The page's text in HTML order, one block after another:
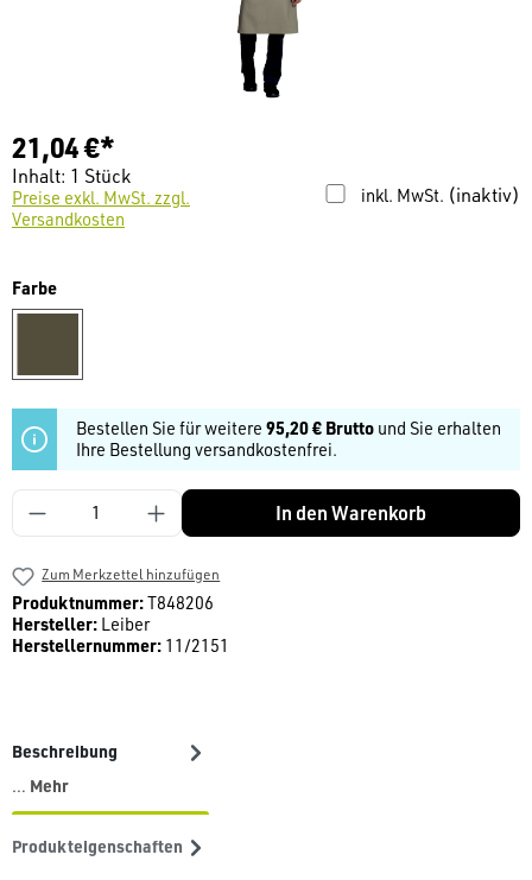
21,04 €*
Inhalt: 1 Stück
inkl. MwSt. (inaktiv)
Preise exkl. MwSt. zzgl.
Versandkosten
Farbeauswählen
Bestellen Sie für weitere 95,20 € Brutto und Sie erhalten
Ihre Bestellung versandkostenfrei.
Produkt Anzahl: Gib den gewünschten Wert
In den Warenkorb
Zum Merkzettel hinzufügen
Produktnummer:T848206
Hersteller: Leiber
Herstellernummer: 11/2151
Beschreibung
… Mehr
Produkteigenschaften